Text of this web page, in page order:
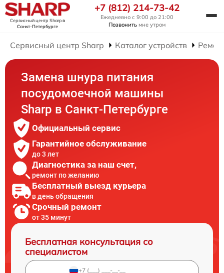
Сервисный центр Sharpв
Санкт-Петербурге
+7 (812) 214-73-42
Ежедневно с 9:00 до 21:00
Позвонить мне утром
Сервисный центр Sharp Каталог устройств
Замена шнура питания
посудомоечной машины
Sharp в Санкт-Петербурге
Официальный сервис
Гарантийное обслуживание
до 3 лет
Диагностика за наш счет,
ремонт по желанию
Бесплатный выезд курьера
в день обращения
Срочный ремонт
от 35 минут
Бесплатная консультация со
специалистом